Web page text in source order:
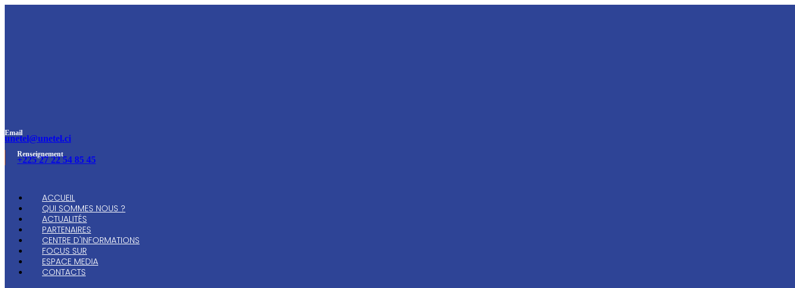
Email
unetel@unetel.ci
Renseignement
+225 27 22 54 85 45
ACCUEIL
QUI SOMMES NOUS ?
ACTUALITÉS
PARTENAIRES
CENTRE D'INFORMATIONS
FOCUS SUR
ESPACE MEDIA
CONTACTS